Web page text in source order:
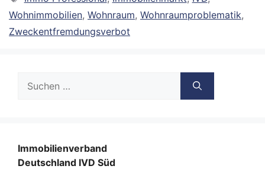
Wohnimmobilien, Wohnraum, Wohnraumproblematik,
Zweckentfremdungsverbot
nach:
Immobilienverband
Deutschland IVD Süd